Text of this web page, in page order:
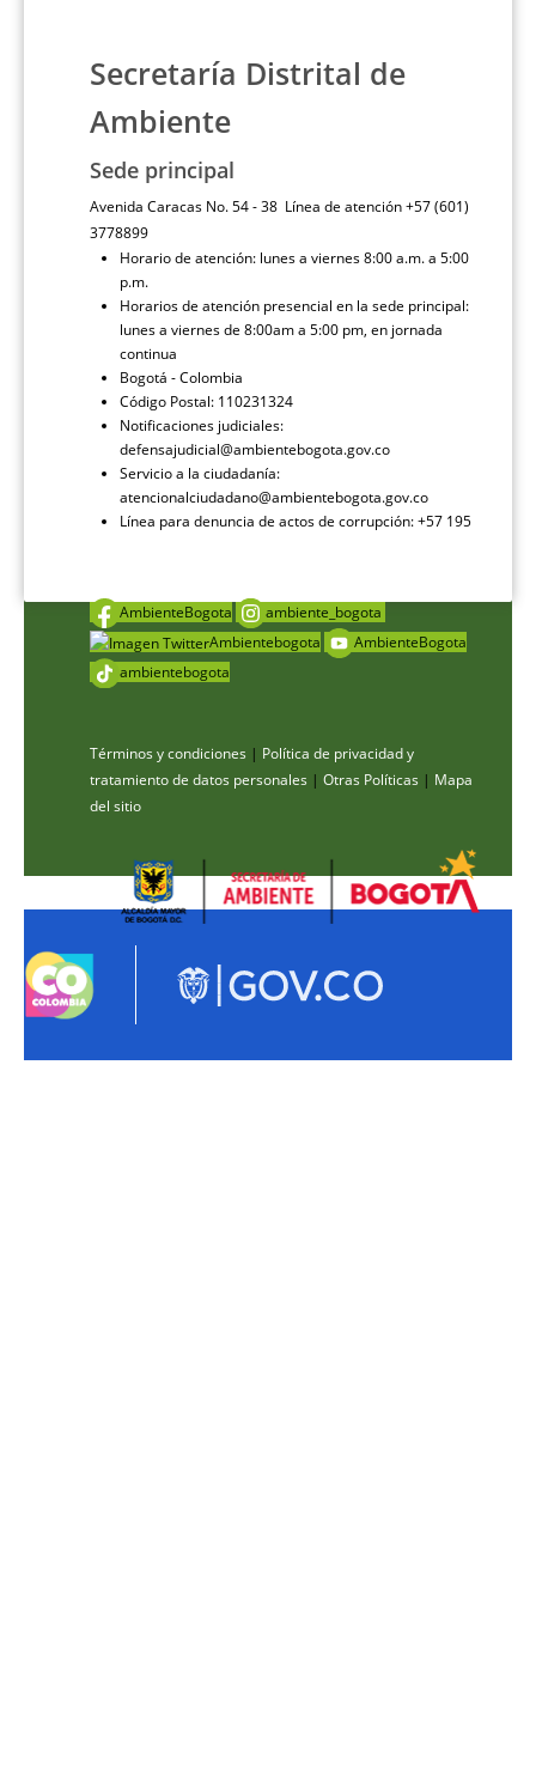
Secretaría Distrital de
Ambiente
Sede principal
Avenida Caracas No. 54 - 38 Línea de atención +57 (601)
3778899
Horario de atención: lunes a viernes 8:00 a.m. a 5:00
p.m.
Horarios de atención presencial en la sede principal:
lunes a viernes de 8:00am a 5:00 pm, en jornada
continua
Bogotá - Colombia
Código Postal: 110231324
Notificaciones judiciales:
defensajudicial@ambientebogota.gov.co
Servicio a la ciudadanía:
atencionalciudadano@ambientebogota.gov.co
Línea para denuncia de actos de corrupción: +57 195
AmbienteBogota
ambiente_bogota
Ambientebogota
AmbienteBogota
ambientebogota
Términos y condiciones | Política de privacidad y
tratamiento de datos personales | Otras Políticas | Mapa
del sitio